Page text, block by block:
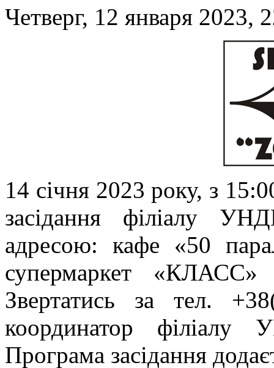
Четверг, 12 января 2023,
14 січня 2023 року, з
засідання філіалу
адресою: кафе «50
супермаркет
Звертатись за тел.
координатор
Програма засідання